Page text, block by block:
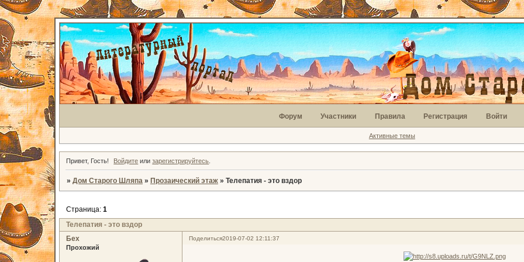
Форум Участники Правила Регистрация Войти
Активные темы
Привет, Гость! Войдите илизарегистрируйтесь
» Дом Старого Шляпа » Прозаический этаж » Телепатия - это вздор
Телепатия - это вздор
Страница: 1
Поделиться2019-07-02 12:11:37
Бех
Прохожий